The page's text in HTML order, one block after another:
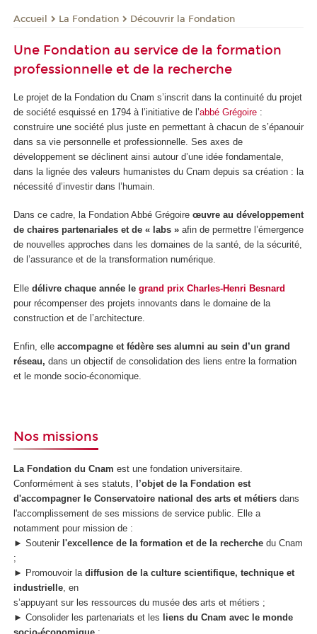
Accueil La Fondation Découvrir la Fondation
Une Fondation au service de la formation
professionnelle et de la recherche
Le projet de la Fondation du Cnam s’inscrit dans la continuité du projet
de société esquissé en 1794 à l’initiative de l’abbé Grégoire :
construire une société plus juste en permettant à chacun de s’épanouir
dans sa vie personnelle et professionnelle. Ses axes de
développement se déclinent ainsi autour d’une idée fondamentale,
dans la lignée des valeurs humanistes du Cnam depuis sa création : la
nécessité d’investir dans l’humain.
Dans ce cadre, la Fondation Abbé Grégoire œuvre au développement
de chaires partenariales et de « labs » afin de permettre l’émergence
de nouvelles approches dans les domaines de la santé, de la sécurité,
de l’assurance et de la transformation numérique.
Elle délivre chaque année le grand prix Charles-Henri Besnard
pour récompenser des projets innovants dans le domaine de la
construction et de l’architecture.
Enfin, elle accompagne et fédère ses alumni au sein d’un grand
réseau, dans un objectif de consolidation des liens entre la formation
et le monde socio-économique.
Nos missions
La Fondation du Cnam est une fondation universitaire.
Conformément à ses statuts,
l’objet de la Fondation est
d'accompagner le Conservatoire national des arts et métiers dans
l'accomplissement de ses missions de service public. Elle a
notamment pour mission de :
► Soutenir l'excellence de la formation et de la recherche du Cnam
;
► Promouvoir la diffusion de la culture scientifique, technique et
industrielle, en
s’appuyant sur les ressources du musée des arts et métiers ;
► Consolider les partenariats et les
liens du Cnam avec le monde